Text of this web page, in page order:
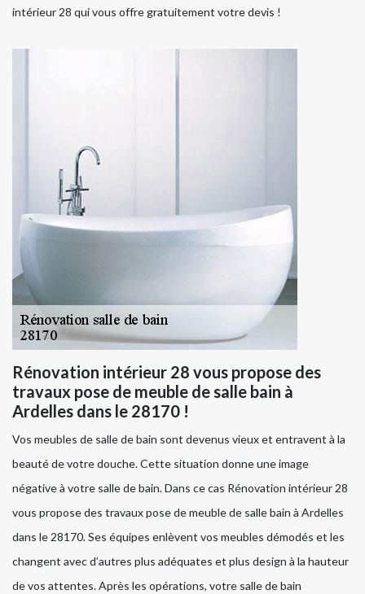
intérieur 28 qui vous offre gratuitement votre devis !
Rénovation intérieur 28 vous propose des
travaux pose de meuble de salle bain à
Ardelles dans le 28170 !
Vos meubles de salle de bain sont devenus vieux et entravent à la
beauté de votre douche. Cette situation donne une image
négative à votre salle de bain. Dans ce cas Rénovation intérieur 28
vous propose des travaux pose de meuble de salle bain à Ardelles
dans le 28170. Ses équipes enlèvent vos meubles démodés et les
changent avec d’autres plus adéquates et plus design à la hauteur
de vos attentes. Après les opérations, votre salle de bain